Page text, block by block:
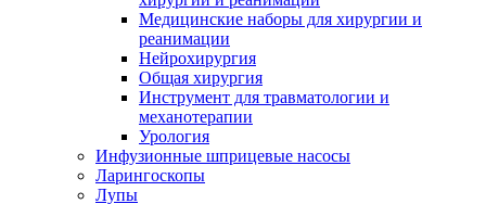
Медицинские наборы для хирургии и
реанимации
Нейрохирургия
Общая хирургия
Инструмент для травматологии и
механотерапии
Урология
Инфузионные шприцевые насосы
Ларингоскопы
Лупы